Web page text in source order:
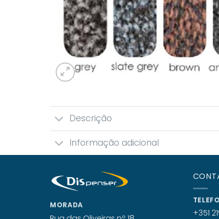
Descrição
Informação adicional
MORADA
+351